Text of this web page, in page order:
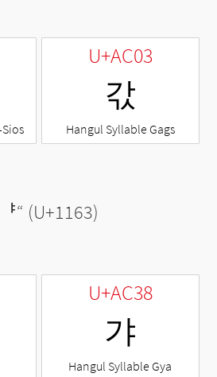
U+AC03
갃
Hangul Syllable Gags
ᅣ“ (U+1163)
U+AC38
갸
Hangul Syllable Gya